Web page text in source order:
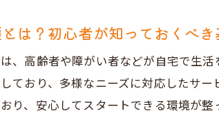
訪
神戸
訪問
は？初心者が知っておくべ
、高齢者や障がい者などが自宅で生
ており、多様なニーズに対応したサ
り、安心してスタートできる環境が